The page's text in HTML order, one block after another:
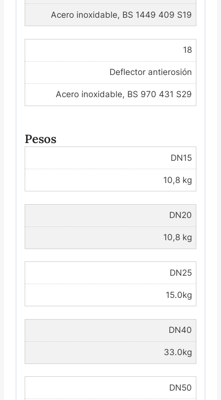
Acero inoxidable, BS 1449 409 S19
18
Deflector antierosión
Acero inoxidable, BS 970 431 S29
Pesos
DN15
10,8 kg
DN20
10,8 kg
DN25
15.0kg
DN40
33.0kg
DN50